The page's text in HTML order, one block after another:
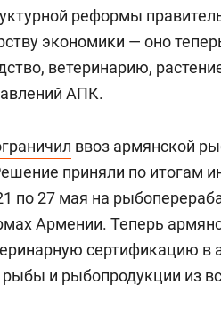
реформы
экономики — оно
ветеринарию,
АПК.
ввоз армянской
приняли по итогам
по 27 мая на
Армении. Теперь
сертификацию в
и рыбопродукции из